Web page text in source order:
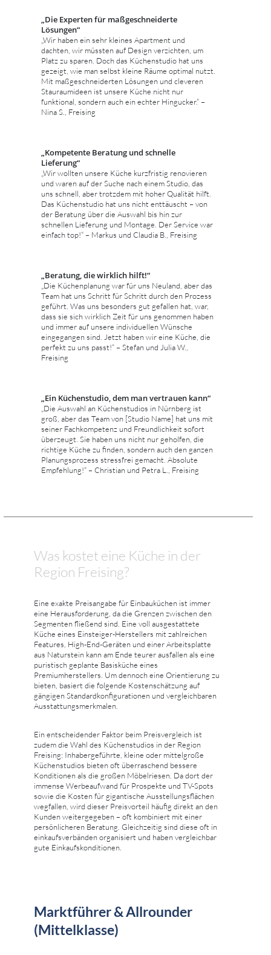
„Die Experten für maßgeschneiderte
Lösungen“
„Wir haben ein sehr kleines Apartment und
dachten, wir müssten auf Design verzichten, um
Platz zu sparen. Doch das Küchenstudio hat uns
gezeigt, wie man selbst kleine Räume optimal nutzt.
Mit maßgeschneiderten Lösungen und cleveren
Stauraumideen ist unsere Küche nicht nur
funktional, sondern auch ein echter Hingucker.“ –
Nina S., Freising
„Kompetente Beratung und schnelle
Lieferung“
„Wir wollten unsere Küche kurzfristig renovieren
und waren auf der Suche nach einem Studio, das
uns schnell, aber trotzdem mit hoher Qualität hilft.
Das Küchenstudio hat uns nicht enttäuscht – von
der Beratung über die Auswahl bis hin zur
schnellen Lieferung und Montage. Der Service war
einfach top!“ – Markus und Claudia B., Freising
„Beratung, die wirklich hilft!“
„Die Küchenplanung war für uns Neuland, aber das
Team hat uns Schritt für Schritt durch den Prozess
geführt. Was uns besonders gut gefallen hat, war,
dass sie sich wirklich Zeit für uns genommen haben
und immer auf unsere individuellen Wünsche
eingegangen sind. Jetzt haben wir eine Küche, die
perfekt zu uns passt!“ – Stefan und Julia W.,
Freising
„Ein Küchenstudio, dem man vertrauen kann“
„Die Auswahl an Küchenstudios in Nürnberg ist
groß, aber das Team von [Studio Name] hat uns mit
seiner Fachkompetenz und Freundlichkeit sofort
überzeugt. Sie haben uns nicht nur geholfen, die
richtige Küche zu finden, sondern auch den ganzen
Planungsprozess stressfrei gemacht. Absolute
Empfehlung!“ – Christian und Petra L., Freising
Was kostet eine Küche in der
Region Freising?
Eine exakte Preisangabe für Einbauküchen ist immer
eine Herausforderung, da die Grenzen zwischen den
Segmenten fließend sind. Eine voll ausgestattete
Küche eines Einsteiger-Herstellers mit zahlreichen
Features, High-End-Geräten und einer Arbeitsplatte
aus Naturstein kann am Ende teurer ausfallen als eine
puristisch geplante Basisküche eines
Premiumherstellers. Um dennoch eine Orientierung zu
bieten, basiert die folgende Kostenschätzung auf
gängigen Standardkonfigurationen und vergleichbaren
Ausstattungsmerkmalen.
Ein entscheidender Faktor beim Preisvergleich ist
zudem die Wahl des Küchenstudios in der Region
Freising: Inhabergeführte, kleine oder mittelgroße
Küchenstudios bieten oft überraschend bessere
Konditionen als die großen Möbelriesen. Da dort der
immense Werbeaufwand für Prospekte und TV-Spots
sowie die Kosten für gigantische Ausstellungsflächen
wegfallen, wird dieser Preisvorteil häufig direkt an den
Kunden weitergegeben – oft kombiniert mit einer
persönlicheren Beratung. Gleichzeitig sind diese oft in
einkaufsverbänden organisiert und haben vergleichbar
gute Einkaufskonditionen.
Marktführer & Allrounder
(Mittelklasse)